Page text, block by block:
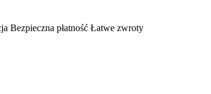
Bezpieczna płatność Łatwe zwroty